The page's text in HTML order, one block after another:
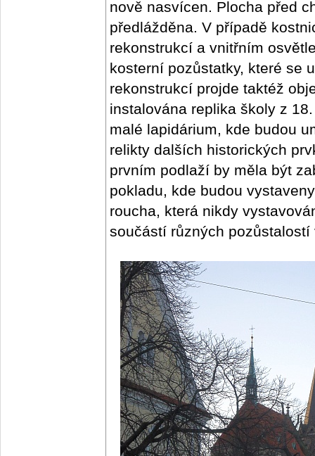
nově nasvícen. Plocha před
předlážděna. V případě
rekonstrukcí a vnitřním
kosterní pozůstatky, které se
rekonstrukcí projde taktéž
instalována replika školy z
malé lapidárium, kde budou
relikty dalších historických
prvním podlaží by měla být
pokladu, kde budou
roucha, která nikdy
součástí různých